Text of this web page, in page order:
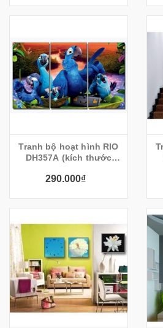
Tranh bộ hoạt hình RIO
DH357A (kích thước
290.000₫